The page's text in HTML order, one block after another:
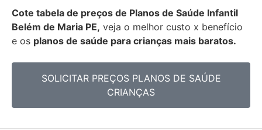
Cote tabela de preços de Planos de Saúde Infantil
Belém de Maria PE, veja o melhor custo x benefício
e os planos de saúde para crianças mais baratos.
SOLICITAR PREÇOS PLANOS DE SAÚDE
CRIANÇAS